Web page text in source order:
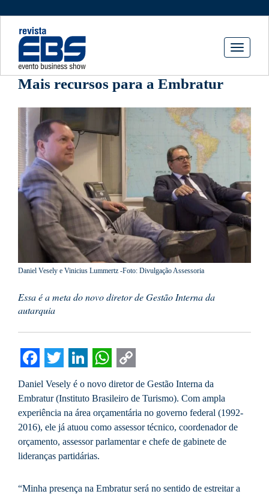
Toggle
Mais recursos para a Embratur
Daniel Vesely e Vinicius Lummertz -Foto: Divulgação Assessoria
Essa é a meta do novo diretor de Gestão Interna da
autarquia
Facebook
Twitter
LinkedIn
WhatsApp
Copy
Link
Daniel Vesely é o novo diretor de Gestão Interna da
Embratur (Instituto Brasileiro de Turismo). Com ampla
experiência na área orçamentária no governo federal (1992-
2016), ele já atuou como assessor técnico, coordenador de
orçamento, assessor parlamentar e chefe de gabinete de
lideranças partidárias.
“Minha presença na Embratur será no sentido de estreitar a